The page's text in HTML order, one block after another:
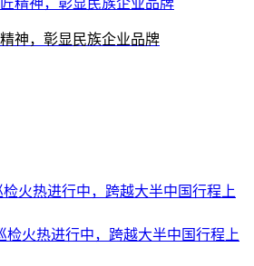
神，彰显民族企业品牌
火热进行中，跨越大半中国行程上